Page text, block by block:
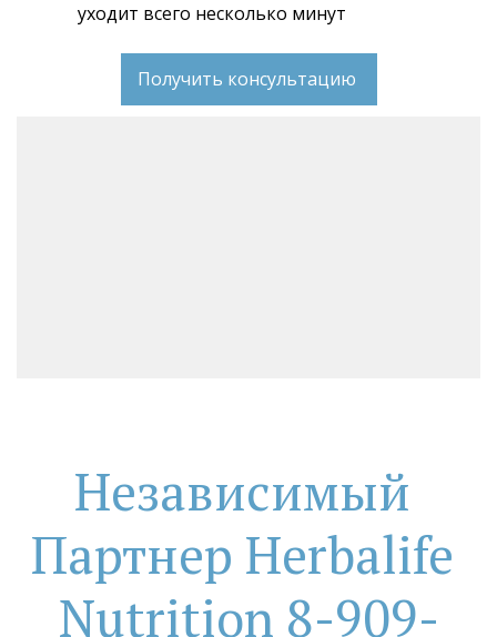
уходит всего несколько минут
Получить консультацию
Независимый
Партнер Herbalife
Nutrition 8-909-